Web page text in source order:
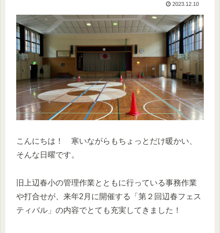
2023.12.10
こんにちは！ 寒いながらもちょっとだけ暖かい、
そんな日曜です。
旧上辺春小の管理作業とともに行っている事務作業
や打合せが、来年2月に開催する「第２回辺春フェス
ティバル」の内容でとても充実してきました！